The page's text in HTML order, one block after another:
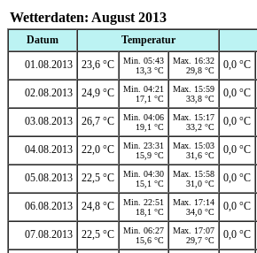
Wetterdaten: August 2013
Datum Temperatur
01.08.2013
23,6 °C
Min. 05:43
13,3 °C
Max. 16:32
29,8 °C
0,0 °C
02.08.2013 24,9 °C
Min. 04:21
17,1 °C
Max. 15:59
33,8 °C
0,0 °C
03.08.2013 26,7 °C
Min. 04:06
19,1 °C
Max. 15:17
33,2 °C
0,0 °C
04.08.2013 22,0 °C
Min. 23:31
15,9 °C
Max. 15:03
31,6 °C
0,0 °C
05.08.2013 22,5 °C
Min. 04:30
15,1 °C
Max. 15:58
31,0 °C
0,0 °C
06.08.2013 24,8 °C
Min. 22:51
18,1 °C
Max. 17:14
34,0 °C
0,0 °C
07.08.2013 22,5 °C
Min. 06:27
15,6 °C
Max. 17:07
29,7 °C
0,0 °C